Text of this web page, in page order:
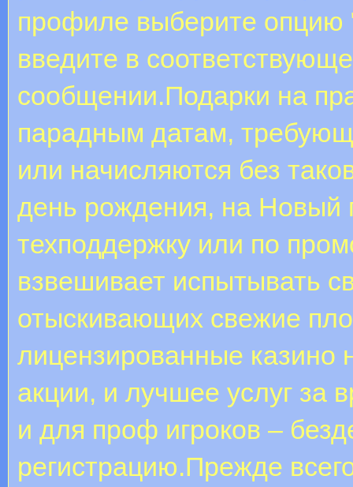
профиле выберите опцию
введите в
сообщении.Подарки на
парадным датам,
или начисляются без
день рождения, на Новый
техподдержку или по
взвешивает испытывать
отыскивающих свежие
лицензированные казино
акции, и лучшее услуг за
и для проф игроков –
регистрацию.Прежде